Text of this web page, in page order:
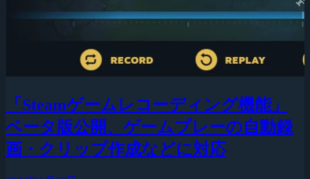
「Steamゲームレコーディング機能」
ベータ版公開、ゲームプレーの自動録
画・クリップ作成などに対応